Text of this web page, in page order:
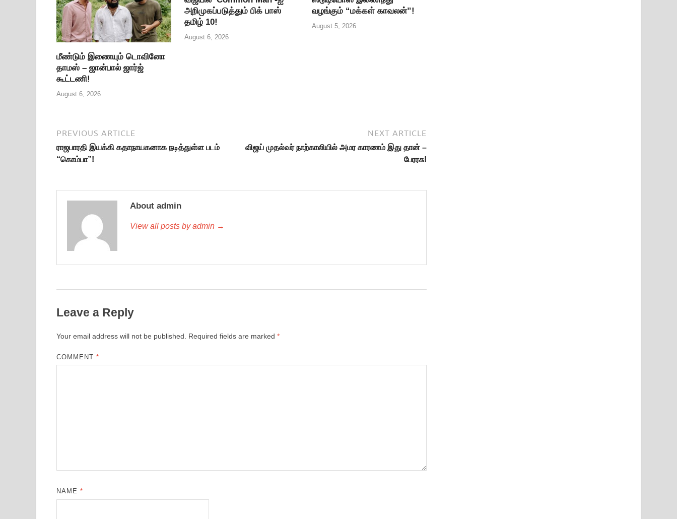
மீண்டும் இணையும் டொவினோ
தாமஸ் – ஜான்பால் ஜார்ஜ்
கூட்டணி!
August 6, 2026
அறிமுகப்படுத்தும் பிக் பாஸ்
தமிழ் 10!
August 6, 2026
வழங்கும் “மக்கள் காவலன்”!
August 5, 2026
PREVIOUS ARTICLE
ராஜபாரதி இயக்கி கதாநாயகனாக நடித்துள்ள படம்
“கொம்பா”!
NEXT ARTICLE
விஜய் முதல்வர் நாற்காலியில் அமர காரணம் இது தான் –
பேரரசு!
About admin
View all posts by admin →
Leave a Reply
Your email address will not be published. Required fields are marked *
COMMENT*
NAME*